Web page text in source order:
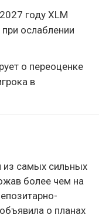
году XLM
ослаблении
о переоценке
в
из самых сильных
более чем на
о планах